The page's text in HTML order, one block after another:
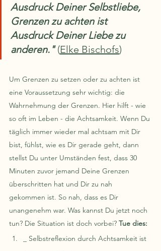
Ausdruck Deiner Selbstliebe,
Grenzen zu achten ist
Ausdruck Deiner Liebe zu
anderen." (Elke Bischofs)
Um Grenzen zu setzen oder zu achten ist
eine Voraussetzung sehr wichtig: die
Wahrnehmung der Grenzen. Hier hilft - wie
so oft im Leben - die Achtsamkeit. Wenn Du
täglich immer wieder mal achtsam mit Dir
bist, fühlst, wie es Dir gerade geht, dann
stellst Du unter Umständen fest, dass 30
Minuten zuvor jemand Deine Grenzen
überschritten hat und Dir zu nah
gekommen ist. So nah, dass es Dir
unangenehm war. Was kannst Du jetzt noch
tun? Die Situation ist doch vorbei? Tue dies:
_ Selbstreflexion durch Achtsamkeit ist